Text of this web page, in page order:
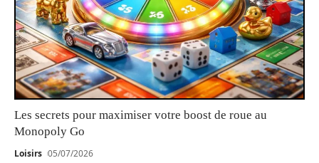
Les secrets pour maximiser votre boost de roue au
Monopoly Go
Loisirs 05/07/2026